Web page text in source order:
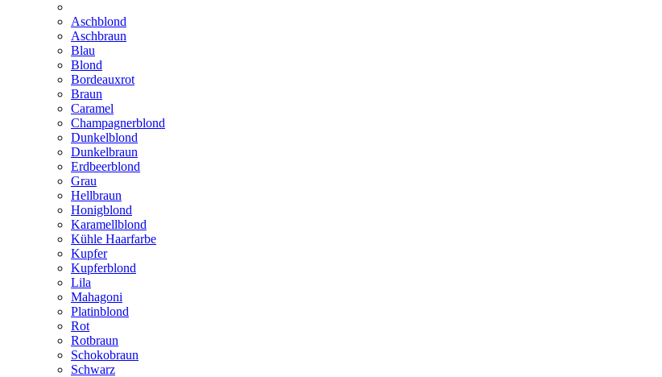
Aschblond
Aschbraun
Blau
Blond
Bordeauxrot
Braun
Caramel
Champagnerblond
Dunkelblond
Dunkelbraun
Erdbeerblond
Grau
Hellbraun
Honigblond
Karamellblond
Kühle Haarfarbe
Kupfer
Kupferblond
Lila
Mahagoni
Platinblond
Rot
Rotbraun
Schokobraun
Schwarz